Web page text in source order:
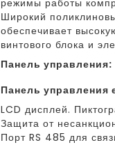
режимы работы
Широкий
обеспечивает
винтового блока и
Панель управления:
панель
LCD дисплей.
Защита от
Порт RS 485 для